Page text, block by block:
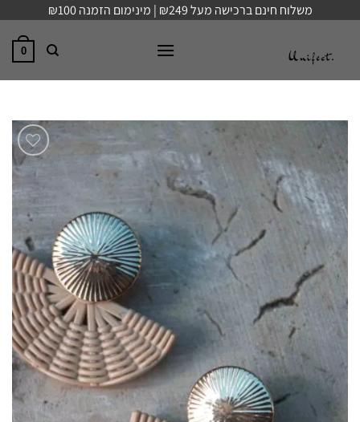
content
משלוח חינם ברכישה מעל ₪249 | מינימום הזמנה ₪100
0